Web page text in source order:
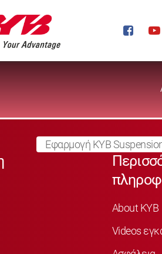
Εφαρμογή KYB
About KYB
Videos